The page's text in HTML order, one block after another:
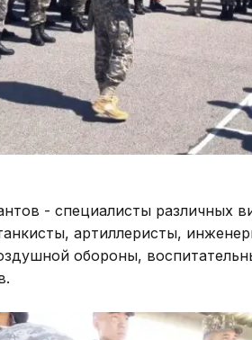
- специалисты различных
артиллеристы,
обороны,